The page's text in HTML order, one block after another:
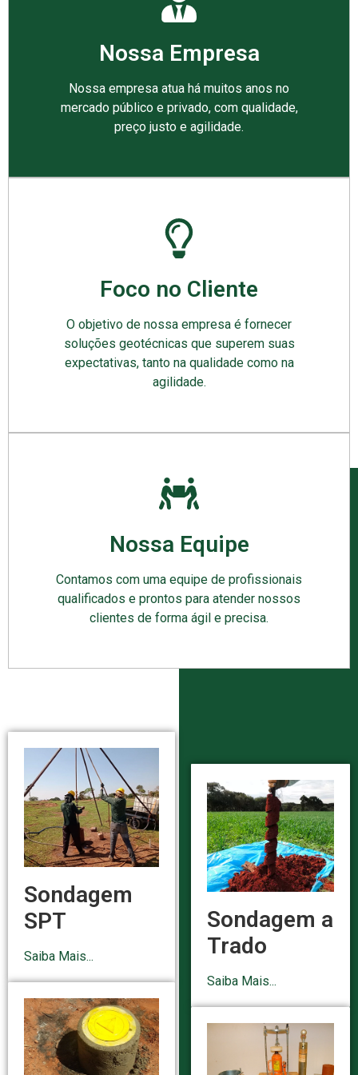
Nossa Empresa
Nossa empresa atua há muitos anos no
mercado público e privado, com qualidade,
preço justo e agilidade.
Foco no Cliente
O objetivo de nossa empresa é fornecer
soluções geotécnicas que superem suas
expectativas, tanto na qualidade como na
agilidade.
Nossa Equipe
Contamos com uma equipe de profissionais
qualificados e prontos para atender nossos
clientes de forma ágil e precisa.
Sondagem
SPT
Saiba Mais...
Sondagem a
Trado
Saiba Mais...